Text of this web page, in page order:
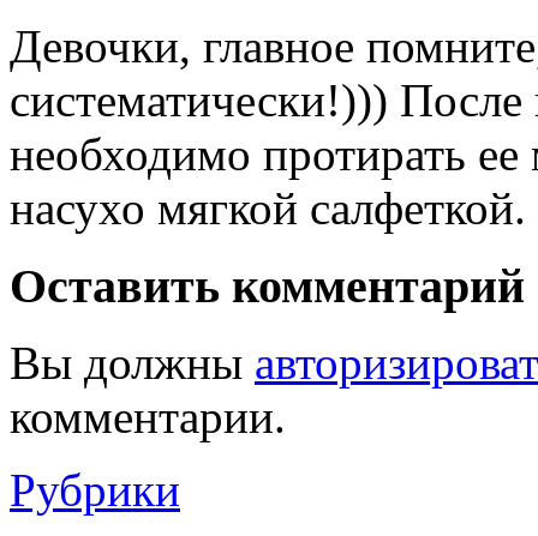
Девочки, главное
систематически!))) После
необходимо протирать
насухо мягкой салфеткой.
Оставить комментарий
Вы должны
комментарии.
Рубрики